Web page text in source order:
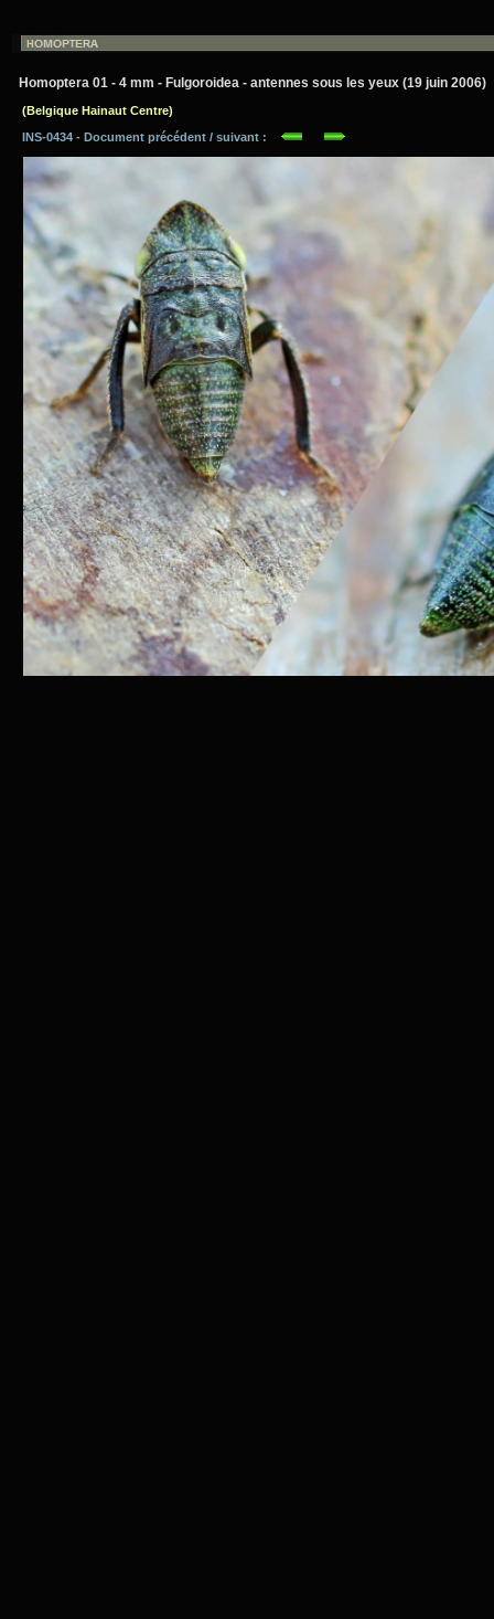
Homoptera 01 - 4 mm - Fulgoroidea - antennes sous les yeux (19 juin 2006)
(Belgique Hainaut Centre)
INS-0434 - Document précédent / suivant :